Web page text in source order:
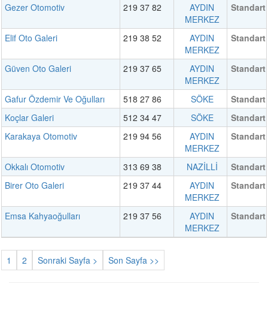
Gezer Otomotiv 219 37 82
AYDIN
MERKEZ
Standart
Elif Oto Galeri 219 38 52
AYDIN
MERKEZ
Standart
Güven Oto Galeri 219 37 65
AYDIN
MERKEZ
Standart
Gafur Özdemir Ve Oğulları 518 27 86 SÖKE
Standart
Koçlar Galeri
512 34 47 SÖKE
Standart
Karakaya Otomotiv
219 94 56
AYDIN
MERKEZ
Standart
Okkalı Otomotiv 313 69 38 NAZİLLİ
Standart
Birer Oto Galeri
219 37 44
AYDIN
MERKEZ
Standart
Emsa Kahyaoğulları 219 37 56
AYDIN
MERKEZ
Standart
1 2 Sonraki Sayfa > Son Sayfa >>